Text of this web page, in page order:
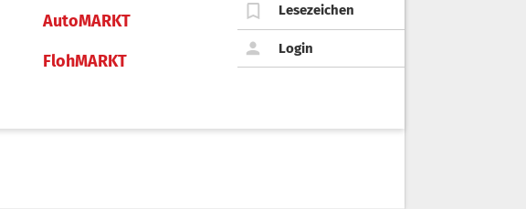
AutoMARKT
FlohMARKT
Lesezeichen
Login